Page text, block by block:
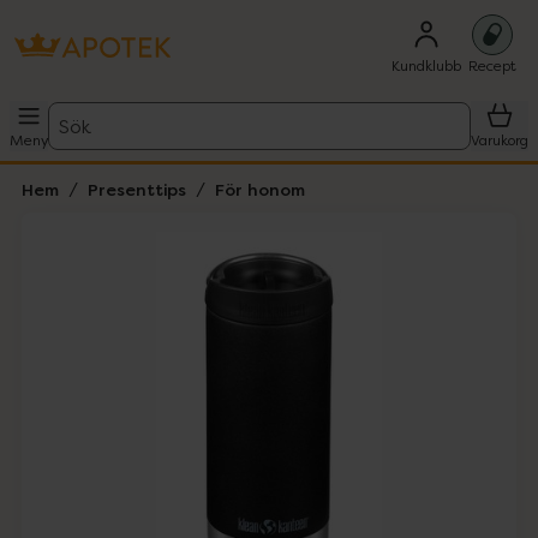
Kundklubb Recept
Meny
Sök
Varukorg
Hem Presenttips För honom
Lista: . Innehåller 2 objekt.